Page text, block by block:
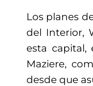
Los planes
del Interior,
esta capital,
Maziere,
desde que